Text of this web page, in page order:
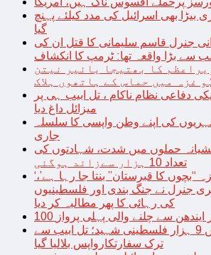
بیڑا بھی اسرائیل کی مدد کیلئے پہنچ
گیا
جنرل قاسم سلیمانی کا قتل ان کی
سے بڑا واقعہ تھا: ٹرمپ کا انکشاف
کا بھتیجا یائیر نیتن
غزہ میں حماس کے ہاتھوں ہلاک
دفاعی نظام ناکام ، تل ابیب ہی پر
میزائل داغ دیا
کی اپنے وطن واپسی کا سلسلہ
جاری
حملوں میں شدت، شہادتوں کی
تعداد 10 ہزار سےزائد ہوگئی
‘کوئی محفوظ نہیں، غزہ “بچوں کا قبرستان” بنتا جا رہا ہے’،
جنرل نے جنگ بندی اور فلسطینیوں
کی رہائی کا پھر مطالبہ کر دیا
ایندھن سے چلنے والی پہلی پرواز
اسرائیلی حملوں میں 9 ہزار فلسطینی شہید؛ تل ابیب سے
ترک سفارتکارواپس بلالیا گیا